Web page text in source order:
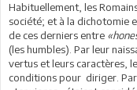
Habituellement, les
société; et à la dichotomie
de ces derniers entre
(les humbles). Par leur
vertus et leurs caractères,
conditions pour diriger.